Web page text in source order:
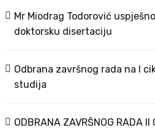
Mr Miodrag Todorović
doktorsku disertaciju
Odbrana završnog rada na I
studija
ODBRANA ZAVRŠNOG RADA II